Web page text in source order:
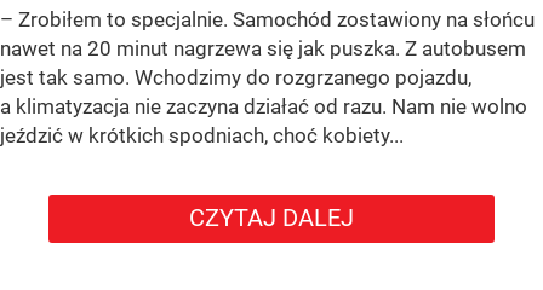
– Zrobiłem to specjalnie. Samochód zostawiony na słońcu
nawet na 20 minut nagrzewa się jak puszka. Z autobusem
jest tak samo. Wchodzimy do rozgrzanego pojazdu,
a klimatyzacja nie zaczyna działać od razu. Nam nie wolno
jeździć w krótkich spodniach, choć kobiety...
CZYTAJ DALEJ